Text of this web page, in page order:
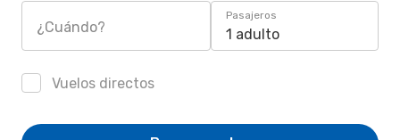
¿Cuándo?
Pasajeros
1 adulto
Vuelos directos